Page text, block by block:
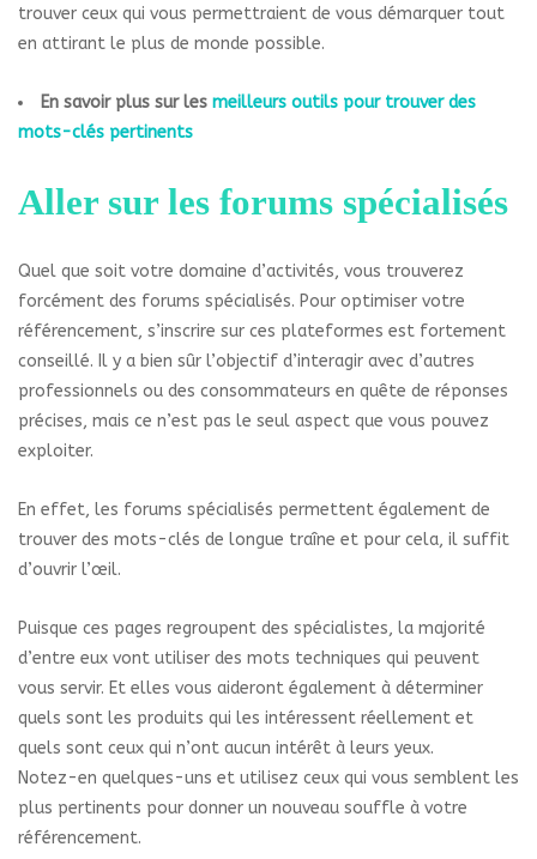
trouver ceux qui vous permettraient de vous démarquer tout
en attirant le plus de monde possible.
En savoir plus sur les meilleurs outils pour trouver des
mots-clés pertinents
Aller sur les forums spécialisés
Quel que soit votre domaine d’activités, vous trouverez
forcément des forums spécialisés. Pour optimiser votre
référencement, s’inscrire sur ces plateformes est fortement
conseillé. Il y a bien sûr l’objectif d’interagir avec d’autres
professionnels ou des consommateurs en quête de réponses
précises, mais ce n’est pas le seul aspect que vous pouvez
exploiter.
En effet, les forums spécialisés permettent également de
trouver des mots-clés de longue traîne et pour cela, il suffit
d’ouvrir l’œil.
Puisque ces pages regroupent des spécialistes, la majorité
d’entre eux vont utiliser des mots techniques qui peuvent
vous servir. Et elles vous aideront également à déterminer
quels sont les produits qui les intéressent réellement et
quels sont ceux qui n’ont aucun intérêt à leurs yeux.
Notez-en quelques-uns et utilisez ceux qui vous semblent les
plus pertinents pour donner un nouveau souffle à votre
référencement.